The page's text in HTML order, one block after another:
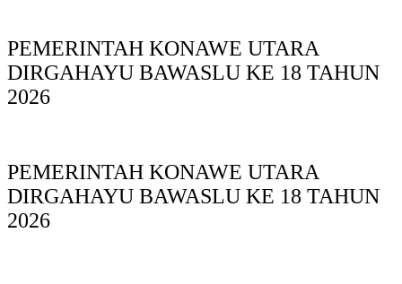
PEMERINTAH KONAWE UTARA
DIRGAHAYU BAWASLU KE 18 TAHUN
2026
PEMERINTAH KONAWE UTARA
DIRGAHAYU BAWASLU KE 18 TAHUN
2026